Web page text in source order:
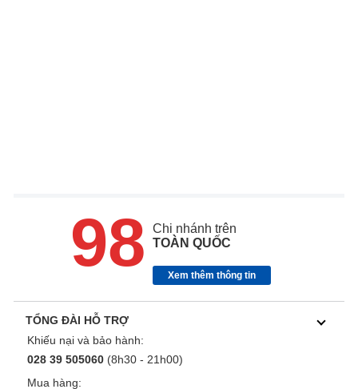
98
Chi nhánh trên
TOÀN QUỐC
Xem thêm thông tin
TỔNG ĐÀI HỖ TRỢ
Khiếu nại và bảo hành:
028 39 505060 (8h30 - 21h00)
Mua hàng: